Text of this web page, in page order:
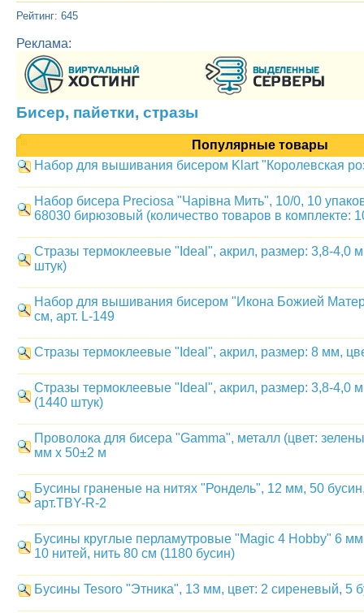
Рейтинг: 645
Реклама:
Бисер, пайетки, стразы
Популярные товары
Набор для вышивания бисером Klart "Королевская
Набор бисера Preciosa "Чарiвна Мить", 10/0, 10
68030 бирюзовый (количество товаров в комплекте:
Стразы термоклеевые "Ideal", акрил, размер: 3,8-4,0
штук)
Набор для вышивания бисером "Икона Божией
см, арт. L-149
Стразы термоклеевые "Ideal", акрил, размер: 8 мм,
Стразы термоклеевые "Ideal", акрил, размер: 3,8-4,0
(1440 штук)
Проволока для бисера "Gamma", металл (цвет:
мм x 50±2 м
Бусины граненые на нитях "Рондель", 12 мм, 50
арт.TBY-R-2
Бусины круглые перламутровые "Magic 4 Hobby" 6
10 нитей, нить 80 см (1180 бусин)
Бусины Tesoro "Этника", 13 мм, цвет: 2 сиреневый, 5